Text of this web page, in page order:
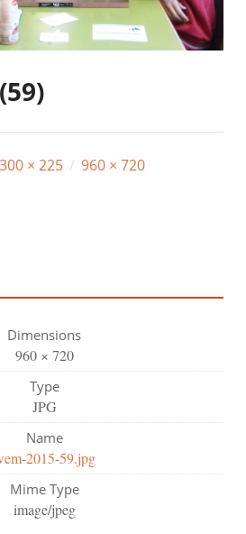
300 × 225 / 960 × 720
Dimensions
960 × 720
Type
JPG
Name
2015-59.jpg
Mime Type
image/jpeg